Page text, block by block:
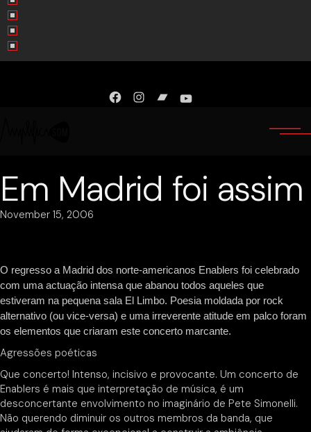
FacebookInstagram
Bandcamp
YouTube
Em Madrid foi assim
November 15, 2006
O regresso a Madrid dos norte-americanos Enablers foi celebrado
com uma actuação intensa que abanou todos aqueles que
estiveram na pequena sala El Limbo. Poesia moldada por rock
alternativo (ou vice-versa) e uma irreverente atitude em palco foram
os elementos que criaram este concerto marcante.
Agressões poéticas
Que concerto! Intenso, incisivo e provocante. Um concerto de
Enablers é mais que interpretação de música, é um
desconcertante envolvimento no imaginário de Pete Simonelli.
Não querendo diminuir os outros membros da banda, que